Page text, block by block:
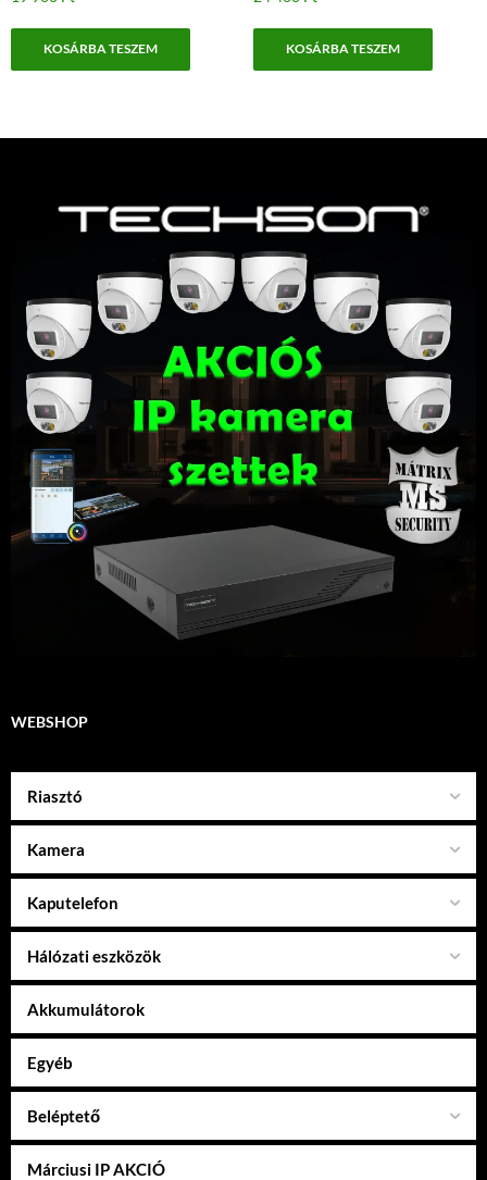
KOSÁRBA TESZEM KOSÁRBA TESZEM
WEBSHOP
Riasztó
Kamera
Kaputelefon
Hálózati eszközök
Akkumulátorok
Egyéb
Beléptető
Márciusi IP AKCIÓ